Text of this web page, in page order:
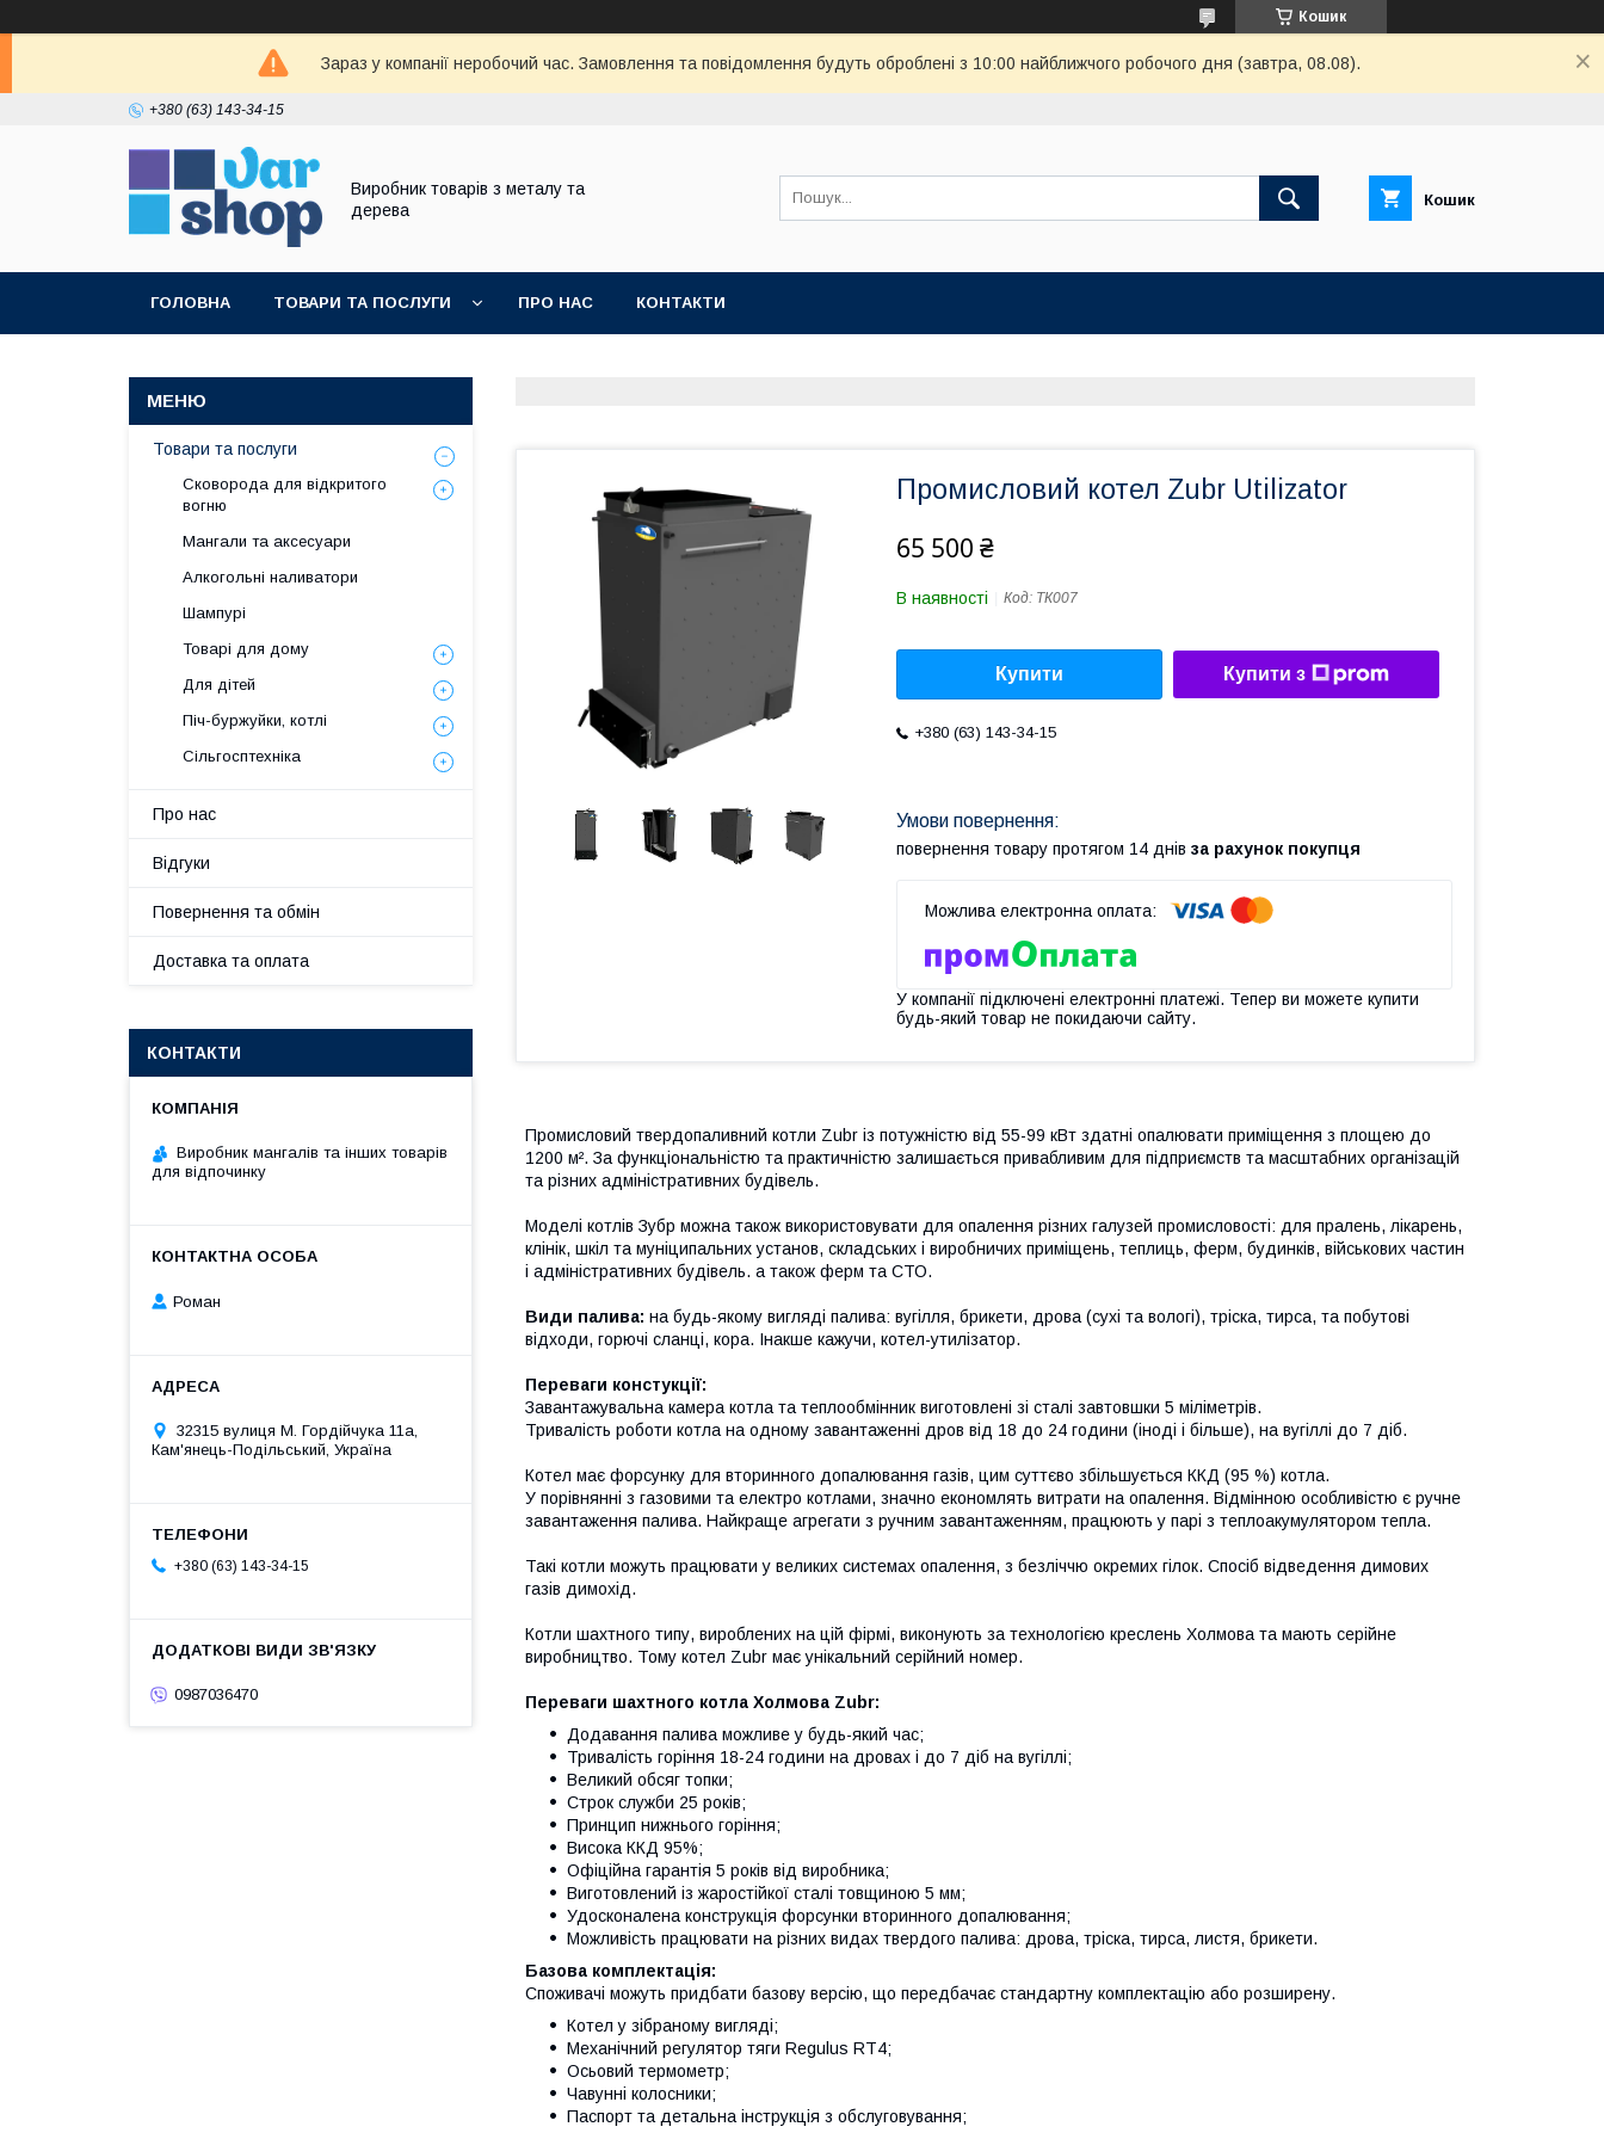
Кошик
Зараз у компанії неробочий час. Замовлення та повідомлення будуть оброблені з 10:00 найближчого робочого дня (завтра, 08.08).
+380 (63) 143-34-15
Виробник товарів з металу та
дерева
Кошик
ГОЛОВНА ТОВАРИ ТА ПОСЛУГИ ПРО НАС КОНТАКТИ
Промисловий котел Zubr Utilizator
65 500 ₴
В наявності Код: ТК007
Купити Купити з
+380 (63) 143-34-15
повернення товару протягом 14 днів за рахунок покупця
У компанії підключені електронні платежі. Тепер ви можете купити
будь-який товар не покидаючи сайту.
Промисловий твердопаливний котли Zubr із потужністю від 55-99 кВт здатні опалювати приміщення з площею до
1200 м². За функціональністю та практичністю залишається привабливим для підприємств та масштабних організацій
та різних адміністративних будівель.
Моделі котлів Зубр можна також використовувати для опалення різних галузей промисловості: для пралень, лікарень,
клінік, шкіл та муніципальних установ, складських і виробничих приміщень, теплиць, ферм, будинків, військових частин
і адміністративних будівель. а також ферм та СТО.
Види палива: на будь-якому вигляді палива: вугілля, брикети, дрова (сухі та вологі), тріска, тирса, та побутові
відходи, горючі сланці, кора. Інакше кажучи, котел-утилізатор.
Переваги констукції:
Завантажувальна камера котла та теплообмінник виготовлені зі сталі завтовшки 5 міліметрів.
Тривалість роботи котла на одному завантаженні дров від 18 до 24 години (іноді і більше), на вугіллі до 7 діб.
Котел має форсунку для вторинного допалювання газів, цим суттєво збільшується ККД (95 %) котла.
У порівнянні з газовими та електро котлами, значно економлять витрати на опалення. Відмінною особливістю є ручне
завантаження палива. Найкраще агрегати з ручним завантаженням, працюють у парі з теплоакумулятором тепла.
Такі котли можуть працювати у великих системах опалення, з безліччю окремих гілок. Спосіб відведення димових
газів димохід.
Котли шахтного типу, вироблених на цій фірмі, виконують за технологією креслень Холмова та мають серійне
виробництво. Тому котел Zubr має унікальний серійний номер.
Переваги шахтного котла Холмова Zubr:
Додавання палива можливе у будь-який час;
Тривалість горіння 18-24 години на дровах і до 7 діб на вугіллі;
Великий обсяг топки;
Строк служби 25 років;
Принцип нижнього горіння;
Висока ККД 95%;
Офіційна гарантія 5 років від виробника;
Виготовлений із жаростійкої сталі товщиною 5 мм;
Удосконалена конструкція форсунки вторинного допалювання;
Можливість працювати на різних видах твердого палива: дрова, тріска, тирса, листя, брикети.
Базова комплектація:
Споживачі можуть придбати базову версію, що передбачає стандартну комплектацію або розширену.
Котел у зібраному вигляді;
Механічний регулятор тяги Regulus RT4;
Осьовий термометр;
Чавунні колосники;
Паспорт та детальна інструкція з обслуговування;
Товари та послуги
Сковорода для відкритого
вогню
Мангали та аксесуари
Алкогольні наливатори
Шампурі
Товарі для дому
Для дітей
Піч-буржуйки, котлі
Сільгосптехніка
Про нас
Відгуки
Повернення та обмін
Доставка та оплата
КОНТАКТИ
Виробник мангалів та інших товарів
для відпочинку
Роман
32315 вулиця М. Гордійчука 11а,
Кам'янець-Подільський, Україна
+380 (63) 143-34-15
0987036470